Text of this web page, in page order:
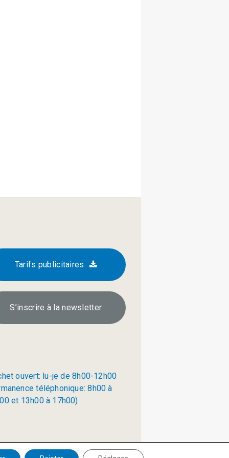
Tarifs publicitaires
S’inscrire à la newsletter
ouvert: lu-je de 8h00-12h00
téléphonique: 8h00 à
et 13h00 à 17h00)
Politique de confidentialité